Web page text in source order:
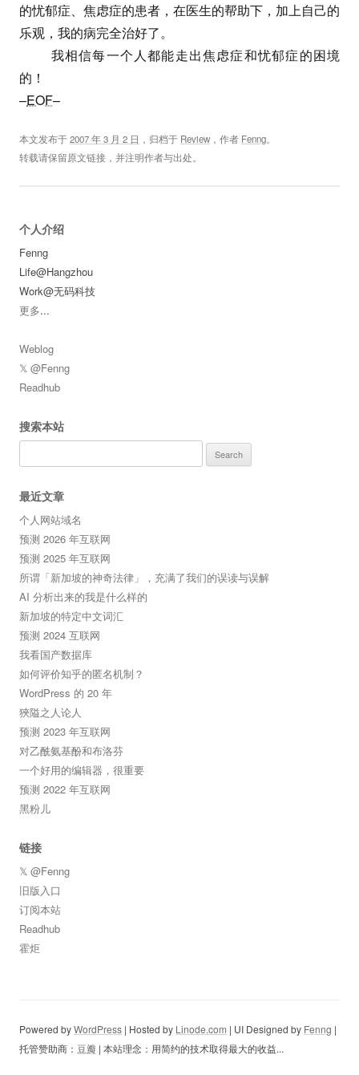
的忧郁症、焦虑症的患者，在医生的帮助下，加上自己的
乐观，我的病完全治好了。
我相信每一个人都能走出焦虑症和忧郁症的困境
的！
–EOF–
本文发布于2007 年 3 月 2 日 ，归档于 Review ，作者 Fenng。
转载请保留原文链接，并注明作者与出处。
个人介绍
Fenng
Life@Hangzhou
Work@无码科技
更多...
Weblog
𝕏 @Fenng
Readhub
搜索本站
for:
最近文章
个人网站域名
预测 2026 年互联网
预测 2025 年互联网
所谓「新加坡的神奇法律」，充满了我们的误读与误解
AI 分析出来的我是什么样的
新加坡的特定中文词汇
预测 2024 互联网
我看国产数据库
如何评价知乎的匿名机制？
WordPress 的 20 年
狹隘之人论人
预测 2023 年互联网
对乙酰氨基酚和布洛芬
一个好用的编辑器，很重要
预测 2022 年互联网
黑粉儿
链接
𝕏 @Fenng
旧版入口
订阅本站
Readhub
霍炬
Powered byWordPress | Hosted by Linode.com | UI Designed by Fenng |
托管赞助商： 豆瓣 | 本站理念：用简约的技术取得最大的收益...